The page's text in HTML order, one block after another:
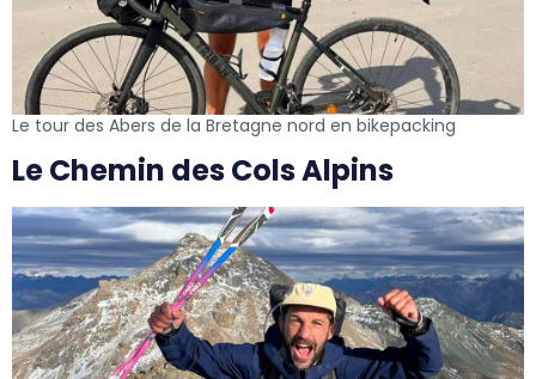
Le tour des Abers de la Bretagne nord en bikepacking
Le Chemin des Cols Alpins